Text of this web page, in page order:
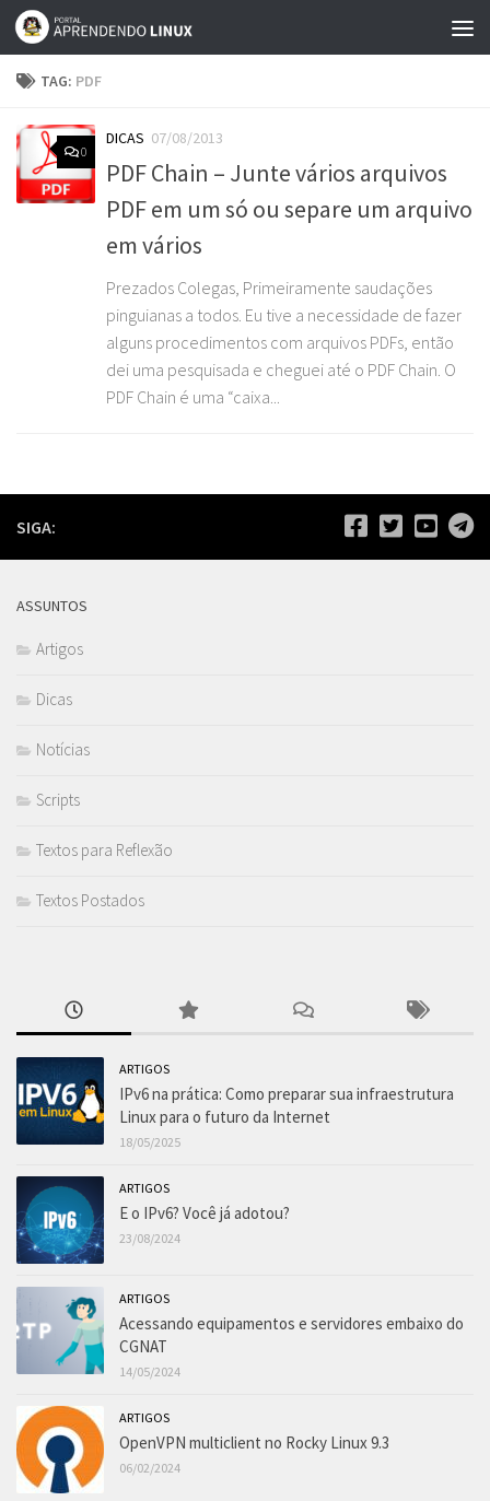
Skip to content
TAG: PDF
0
DICAS 07/08/2013
PDF Chain – Junte vários arquivos
PDF em um só ou separe um arquivo
em vários
Prezados Colegas, Primeiramente saudações
pinguianas a todos. Eu tive a necessidade de fazer
alguns procedimentos com arquivos PDFs, então
dei uma pesquisada e cheguei até o PDF Chain. O
PDF Chain é uma “caixa...
SIGA:
ASSUNTOS
Artigos
Dicas
Notícias
Scripts
Textos para Reflexão
Textos Postados
ARTIGOS
IPv6 na prática: Como preparar sua infraestrutura
Linux para o futuro da Internet
18/05/2025
ARTIGOS
E o IPv6? Você já adotou?
23/08/2024
ARTIGOS
Acessando equipamentos e servidores embaixo do
CGNAT
14/05/2024
ARTIGOS
OpenVPN multiclient no Rocky Linux 9.3
06/02/2024